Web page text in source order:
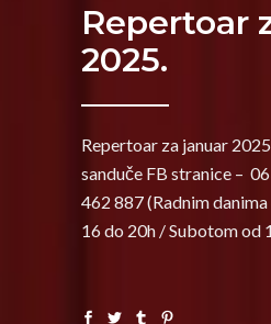
Repertoar
2025.
Repertoar za januar
sanduče FB stranice –
462 887 (Radnim
16 do 20h / Subotom od